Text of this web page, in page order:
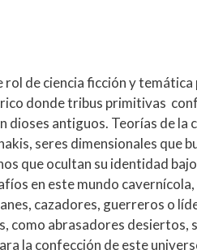
rol de ciencia ficción y temática
donde tribus primitivas
antiguos. Teorías de la
seres dimensionales que
que ocultan su identidad
en este mundo
cazadores, guerreros o
como abrasadores desiertos,
la confección de este